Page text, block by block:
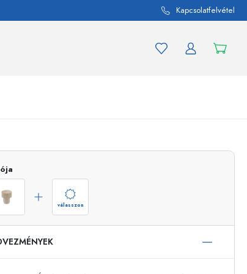
Kapcsolatfelvétel
A befőttes üvegekhez
Vásároljon most
Vásároljon most
válasszon